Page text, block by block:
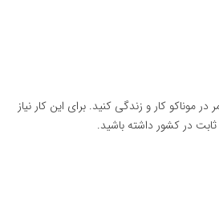
برای دریافت اقامت دائم باید حداقل ۱۰ سال به‌طور مستمر در موناکو کار و زندگی کنید. برای این کار نیاز
در کشور داشته باشید.